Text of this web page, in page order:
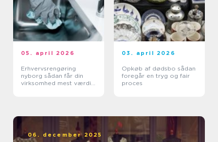
05. april 2026
Erhvervsrengøring
nyborg sådan får din
virksomhed mest værdi
03. april 2026
Opkøb af dødsbo sådan
foregår en tryg og fair
proces
06. december 2025